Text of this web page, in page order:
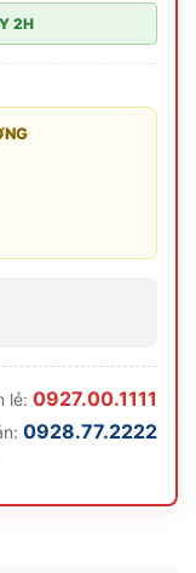
2H
lẻ: 0927.00.1111
0928.77.2222